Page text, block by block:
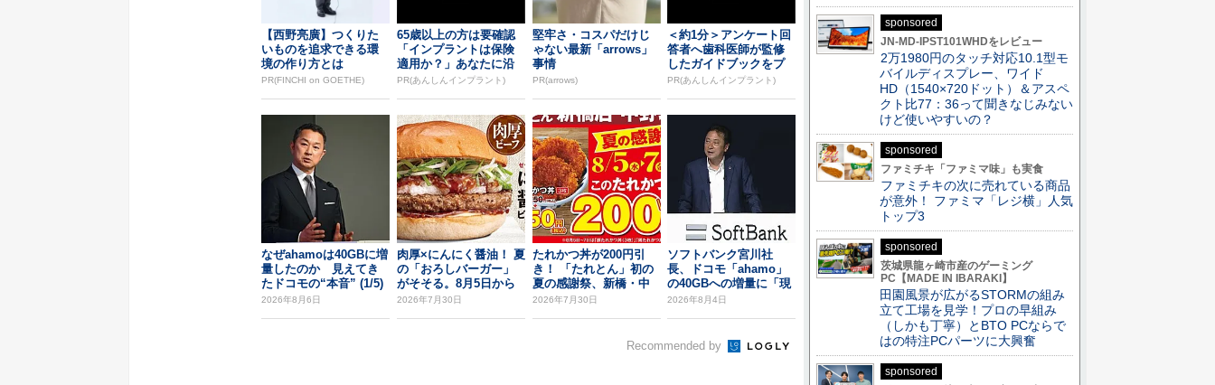
【西野亮廣】つくりた
いものを追求できる環
境の作り方とは
PR(FINCHI on GOETHE)
65歳以上の方は要確認
「インプラントは保険
適用か？」あなたに沿
った治療法や費用を...
PR(あんしんインプラント)
堅牢さ・コスパだけじ
ゃない最新「arrows」
事情
PR(arrows)
＜約1分＞アンケート回
答者へ歯科医師が監修
したガイドブックをプ
レゼント。65歳以...
PR(あんしんインプラント)
なぜahamoは40GBに増
量したのか 見えてき
たドコモの“本音” (1/5)
2026年8月6日
肉厚×にんにく醤油！ 夏
の「おろしバーガー」
がそそる。8月5日から
2026年7月30日
たれかつ丼が200円引
き！ 「たれとん」初の
夏の感謝祭、新橋・中
野北口で開催
2026年7月30日
ソフトバンク宮川社
長、ドコモ「ahamo」
の40GBへの増量に「現
時点では追従し...
2026年8月4日
Recommended by
sponsored
JN-MD-IPST101WHDをレビュー
2万1980円のタッチ対応10.1型モ
バイルディスプレー、ワイド
HD（1540×720ドット）＆アスペ
クト比77：36って聞きなじみない
けど使いやすいの？
sponsored
ファミチキ「ファミマ味」も実食
ファミチキの次に売れている商品
が意外！ ファミマ「レジ横」人気
トップ3
sponsored
茨城県龍ヶ崎市産のゲーミング
PC【MADE IN IBARAKI】
田園風景が広がるSTORMの組み
立て工場を見学！プロの早組み
（しかも丁寧）とBTO PCならで
はの特注PCパーツに大興奮
sponsored